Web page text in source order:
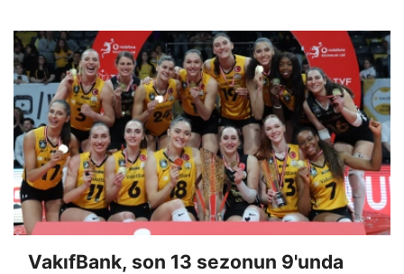
VakıfBank, son 13 sezonun 9'unda